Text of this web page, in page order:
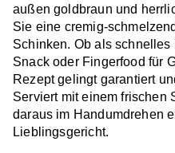
außen goldbraun und
Sie eine cremig-
Schinken. Ob als
Snack oder Fingerfood für
Rezept gelingt garantiert
Serviert mit einem frischen
daraus im Handumdrehen
Lieblingsgericht.